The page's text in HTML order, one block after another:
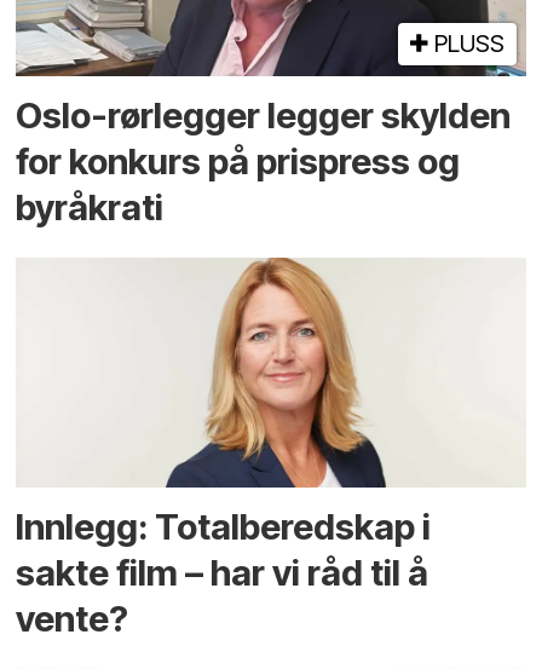
PLUSS
Oslo-rørlegger legger skylden
for konkurs på prispress og
byråkrati
Innlegg: Totalberedskap i
sakte film – har vi råd til å
vente?